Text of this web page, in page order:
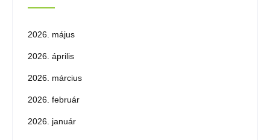
2026. május
2026. április
2026. március
2026. február
2026. január